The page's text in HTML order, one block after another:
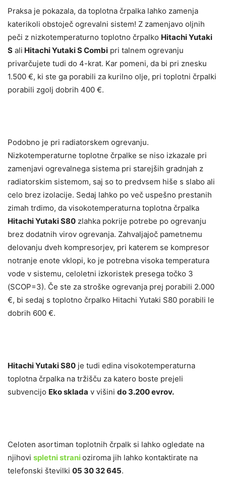
Praksa je pokazala, da toplotna črpalka lahko zamenja
katerikoli obstoječ ogrevalni sistem! Z zamenjavo oljnih
peči z nizkotemperaturno toplotno črpalko Hitachi Yutaki
S ali Hitachi Yutaki S Combi pri talnem ogrevanju
privarčujete tudi do 4-krat. Kar pomeni, da bi pri znesku
1.500 €, ki ste ga porabili za kurilno olje, pri toplotni črpalki
porabili zgolj dobrih 400 €.
Podobno je pri radiatorskem ogrevanju.
Nizkotemperaturne toplotne črpalke se niso izkazale pri
zamenjavi ogrevalnega sistema pri starejših gradnjah z
radiatorskim sistemom, saj so to predvsem hiše s slabo ali
celo brez izolacije. Sedaj lahko po več uspešno prestanih
zimah trdimo, da visokotemperaturna toplotna črpalka
Hitachi Yutaki S80 zlahka pokrije potrebe po ogrevanju
brez dodatnih virov ogrevanja. Zahvaljajoč pametnemu
delovanju dveh kompresorjev, pri katerem se kompresor
notranje enote vklopi, ko je potrebna visoka temperatura
vode v sistemu, celoletni izkoristek presega točko 3
(SCOP=3). Če ste za stroške ogrevanja prej porabili 2.000
€, bi sedaj s toplotno črpalko Hitachi Yutaki S80 porabili le
dobrih 600 €.
Hitachi Yutaki S80 je tudi edina visokotemperaturna
toplotna črpalka na tržišču za katero boste prejeli
subvencijo Eko sklada v višini do 3.200 evrov.
Celoten asortiman toplotnih črpalk si lahko ogledate na
njihovi spletni stranioziroma jih lahko kontaktirate na
telefonski številki 05 30 32 645.